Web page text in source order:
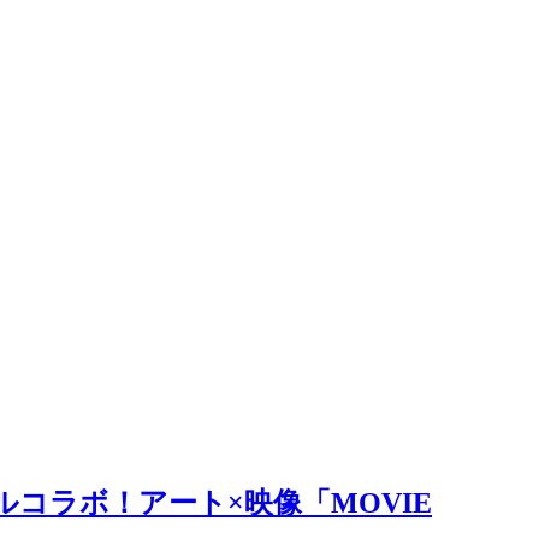
コラボ！アート×映像「MOVIE